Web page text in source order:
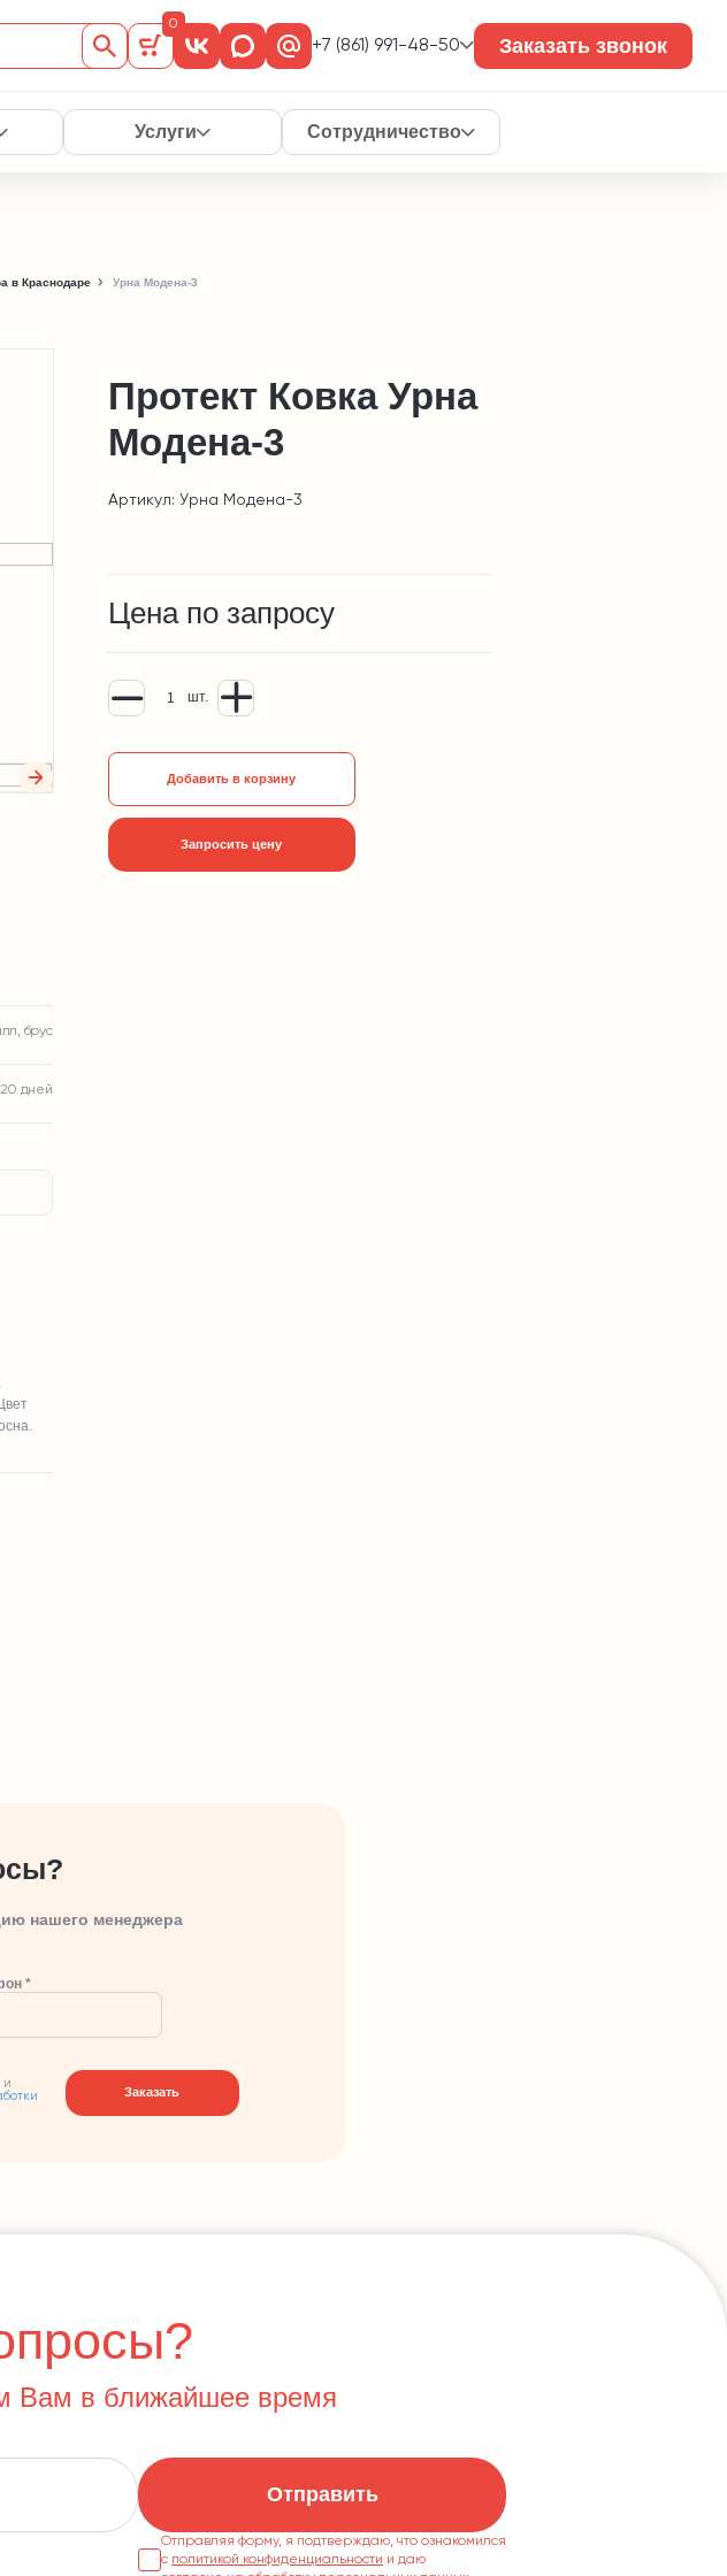
0
+7 (861) 991-48-50 Заказать звонок
Услуги Сотрудничество
в Краснодаре Урна Модена-3
Протект Ковка Урна
Модена-3
Артикул: Урна Модена-3
Цена по запросу
шт.
Добавить в корзину
Запросить цену
брус
дней
нашего менеджера
*
и
Заказать
Вам в ближайшее время
Отправить
Отправляя форму, я подтверждаю, что ознакомился
с политикой конфиденциальности